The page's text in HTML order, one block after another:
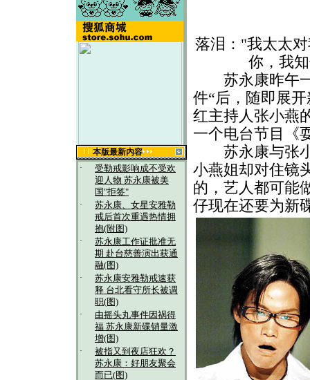
本版最新内容
·
受勒戒影响成不受欢
迎人物 苏永康被美
国"拒签"
·
苏永康、女星安雅勒
戒后首次重遇热情拥
抱(附图)
·
苏永康工作证批准无
期 赴台慈善演出获通
融(图)
·
苏永康安雅勒戒速获
释 台北看守所长被调
职(图)
·
由摇头丸事件因祸得
福 苏永康新碟销量激
增(图)
·
被指又到夜店狂欢？
苏永康：好朋友聚会
而已(图)
落泪："我太太
你，我
苏永康昨午一
件“后，随即展
红主持人张小燕
一个电台节目《
苏永康与张小
小燕姐却对住镜
的，艺人都可能
仔现在还要为新